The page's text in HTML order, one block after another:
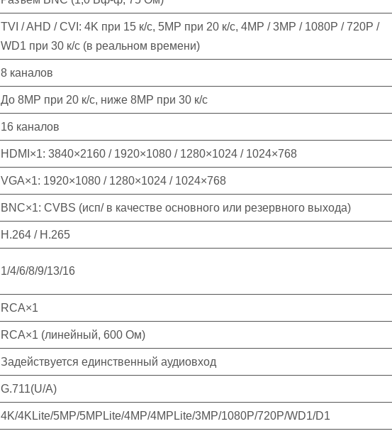
TVI / AHD / CVI: 4K при 15 к/с, 5MP при 20 к/с, 4MP / 3MP / 1080P / 720P /
WD1 при 30 к/с (в реальном времени)
8 каналов
До 8MP при 20 к/с, ниже 8MP при 30 к/с
16 каналов
HDMI×1: 3840×2160 / 1920×1080 / 1280×1024 / 1024×768
VGA×1: 1920×1080 / 1280×1024 / 1024×768
BNC×1: CVBS (исп/ в качестве основного или резервного выхода)
H.264 / H.265
1/4/6/8/9/13/16
RCA×1
RCA×1 (линейный, 600 Ом)
Задействуется единственный аудиовход
G.711(U/A)
4K/4KLite/5MP/5MPLite/4MP/4MPLite/3MP/1080P/720P/WD1/D1